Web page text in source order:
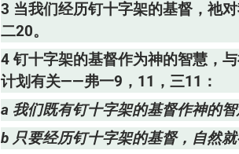
3 当我们经历钉十字架的基督，祂
二20。
4 钉十字架的基督作为神的智慧，
计划有关——弗一9，11，三11：
a 我们既有钉十字架的基督作神的
b 只要经历钉十字架的基督，自然就